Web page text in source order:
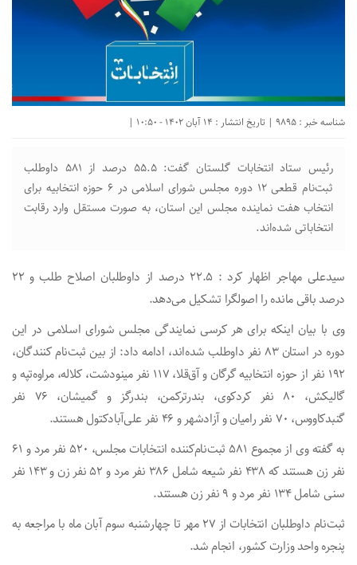
شناسه خبر : 9895 | تاریخ انتشار : 14 آبان 1402 - 10:50 |
رئیس ستاد انتخابات گلستان گفت: ۵۵.۵ درصد از ۵۸۱ داوطلب
ثبت‌نام قطعی ۱۲ دوره مجلس شورای اسلامی در ۶ حوزه انتخابیه برای
انتخاب هفت نماینده مجلس این استان، به صورت مستقل وارد رقابت
انتخاباتی شده‌اند.
سیدعلی مهاجر اظهار کرد : ۲۲.۵ درصد از داوطلبان اصلاح طلب و ۲۲
درصد باقی مانده را اصولگرا تشکیل می‌دهد.
وی با بیان اینکه برای هر کرسی نمایندگی مجلس شورای اسلامی در این
دوره در استان ۸۳ نفر داوطلب شده‌اند، ادامه داد: از بین ثبت‌نام کنندگان،
۱۹۲ نفر از حوزه انتخابیه گرگان و آق‌قلا، ۱۱۷ نفر مینودشت، کلاله، مراوه‌تپه و
گالیکش، ۸۰ نفر کردکوی، بندرترکمن، بندرگز و گمیشان، ۷۶ نفر
گنبدکاووس، ۷۰ نفر رامیان و آزادشهر و ۴۶ نفر علی‌آبادکتول هستند.
به گفته وی از مجموع ۵۸۱ ثبت‌نام‌کننده انتخابات مجلس، ۵۲۰ نفر مرد و ۶۱
نفر زن هستند که ‌۴۳۸ نفر شیعه شامل ۳۸۶ نفر مرد و ۵۲ نفر زن و ۱۴۳ نفر
سنی شامل ۱۳۴ نفر مرد و ۹ نفر زن هستند.
ثبت‌نام داوطلبان انتخابات از ۲۷ مهر تا چهارشنبه سوم آبان‌ ماه با مراجعه به
پنجره واحد وزارت کشور، انجام شد.